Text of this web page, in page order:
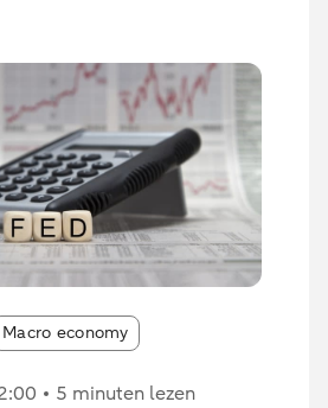
Macro economy
5 minuten lezen